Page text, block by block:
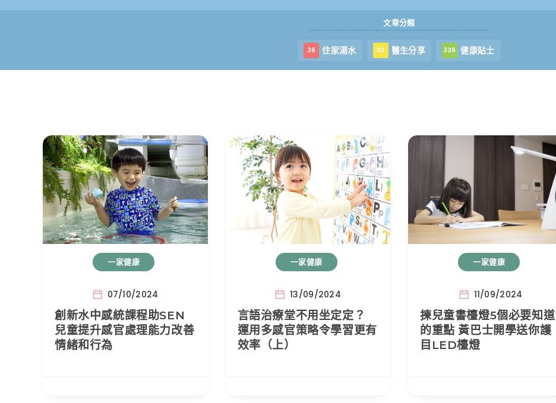
文章分類
36 住家湯水 83 醫生分享 339 健康貼士
一家健康
07/10/2024
創新水中感統課程助SEN
兒童提升感官處理能力改善
情緒和行為
一家健康
13/09/2024
言語治療堂不用坐定定？
運用多感官策略令學習更有
效率（上）
一家健康
11/09/2024
揀兒童書檯燈5個必要知道
的重點 黃巴士開學送你護
目LED檯燈